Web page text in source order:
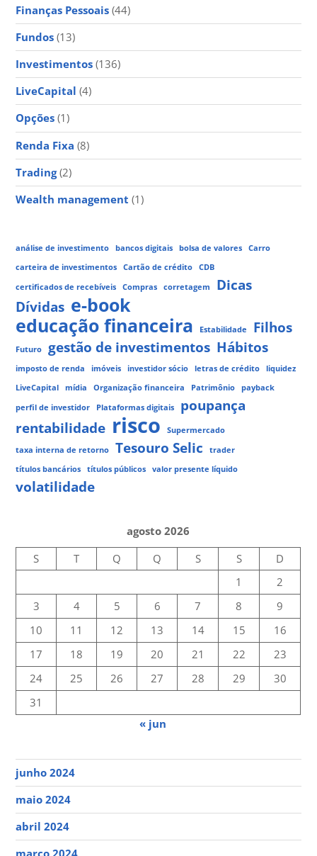
Finanças Pessoais (44)
Fundos (13)
Investimentos (136)
LiveCapital (4)
Opções (1)
Renda Fixa (8)
Trading(2)
Wealth management (1)
análise de investimento bancos digitais bolsa de valores
Carro
carteira de investimentos
Cartão de crédito
CDB
certificados de recebíveis
Compras corretagem
Dicas
Dívidas e-book
educação financeira
Estabilidade Filhos
Futuro gestão de investimentos Hábitos
imposto de renda imóveis investidor sócio letras de crédito
liquidez
LiveCapital
mídia Organização financeira Patrimônio
payback
perfil de investidor
Plataformas digitais
poupança
rentabilidade risco
Supermercado
taxa interna de retorno
Tesouro Selic
trader
títulos bancários
títulos públicos valor presente líquido
volatilidade
agosto 2026
S
T Q Q S S
D
1
2
3
4 5 6 7 8
9
10
11 12 13 14 15
16
17
18 19 20 21 22
23
24
25 26 27 28 29
30
31
« jun
junho 2024
maio 2024
abril 2024
março 2024